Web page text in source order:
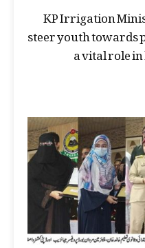
KP Irrigation
steer youth towards
a vital role